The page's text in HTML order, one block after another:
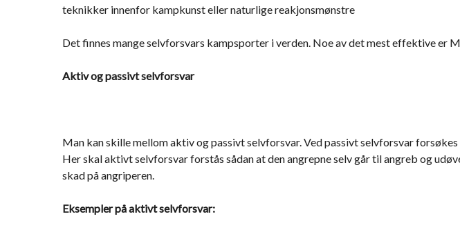
teknikker innenfor kampkunst eller naturlige reakjonsmønstre
Det finnes mange selvforsvars kampsporter i verden. Noe av det mest effektive
Aktiv og passivt selvforsvar
Man kan skille mellom aktiv og passivt selvforsvar. Ved passivt selvforsvar
Her skal aktivt selvforsvar forstås sådan at den angrepne selv går til angreb og
skad på angriperen.
Eksempler på aktivt selvforsvar: